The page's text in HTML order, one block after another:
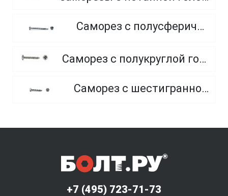
Саморез с полусферической головкой и сверлом
Саморез с полукруглой головкой и острым концом, из нержавеющей стали А2
Саморез с шестигранной головкой и острым концом
+7 (495) 723-71-73